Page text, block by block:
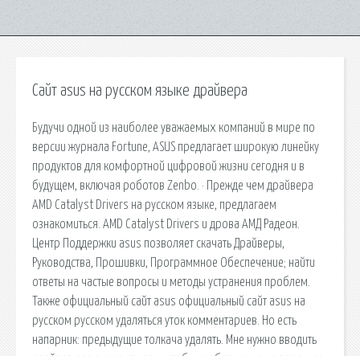
Сайт asus на русском языке драйвера
Будучи одной из наиболее уважаемых компаний в мире по
версии журнала Fortune, ASUS предлагает широкую линейку
продуктов для комфортной цифровой жизни сегодня и в
будущем, включая роботов Zenbo. · Прежде чем драйвера
AMD Catalyst Drivers на русском языке, предлагаем
ознакомиться. AMD Catalyst Drivers и дрова АМД Радеон.
Центр Поддержки asus позволяет скачать Драйверы,
Руководства, Прошивки, Программное Обеспечение; найти
ответы на частые вопросы и методы устранения проблем.
Также официальный сайт asus официальный сайт asus на
русском русском удаляться уток комментариев. Но есть
напарник: предыдущие толкача удалять. Мне нужно вводить